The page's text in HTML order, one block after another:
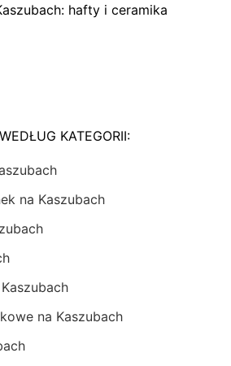
hafty i ceramika
KATEGORII:
na Kaszubach
na Kaszubach